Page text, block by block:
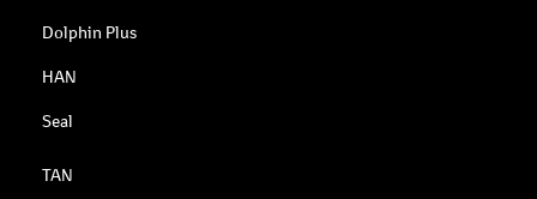
Dolphin Plus
HAN
Seal
TAN